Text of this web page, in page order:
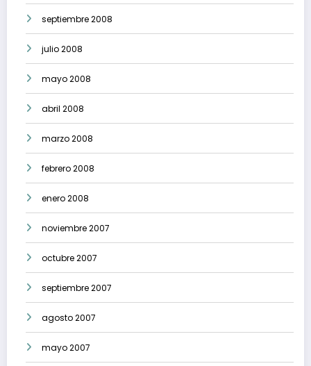
septiembre 2008
julio 2008
mayo 2008
abril 2008
marzo 2008
febrero 2008
enero 2008
noviembre 2007
octubre 2007
septiembre 2007
agosto 2007
mayo 2007